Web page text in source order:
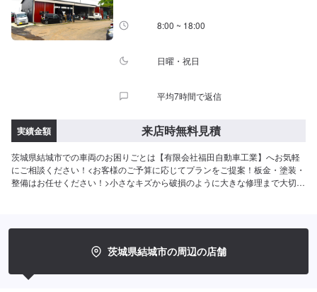
8:00 ~ 18:00
日曜・祝日
平均7時間で返信
実績金額 来店時無料見積
茨城県結城市での車両のお困りごとは【有限会社福田自動車工業】へお気軽
にご相談ください！<お客様のご予算に応じてプランをご提案！板金・塗装・
整備はお任せください！>小さなキズから破損のように大きな修理まで大切な
だければ作業開始【4】仕上がり次第納車-----納期について-----納期は通常2日
～3日程度で納車となります。(要相談)納期は前後する場合がございます。予
業中は代車をご利用ください。※代車の燃料代はお客様にご負担いただいてお
茨城県結城市の周辺の店舗